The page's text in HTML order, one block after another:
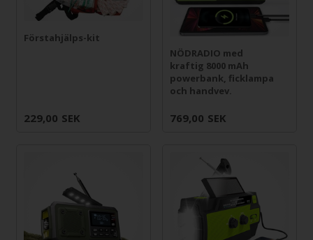
Förstahjälps-kit
229,00 SEK
NÖDRADIO med
kraftig 8000 mAh
powerbank, ficklampa
och handvev.
769,00 SEK